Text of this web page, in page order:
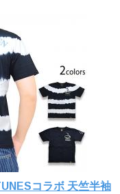
コラボ 天竺半袖